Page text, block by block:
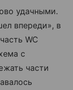
удачными.
впереди», в
WC
с
части